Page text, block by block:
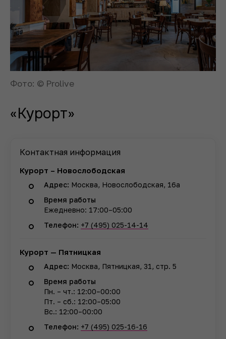
Фото: © Prolive
«Курорт»
Контактная информация
Курорт – Новослободская
Адрес: Москва, Новослободская, 16а
Время работы
Ежедневно: 17:00–05:00
Телефон: +7 (495) 025-14-14
Курорт — Пятницкая
Адрес: Москва, Пятницкая, 31, стр. 5
Время работы
Пн. – чт.: 12:00–00:00
Пт. – сб.: 12:00–05:00
Вс.: 12:00–00:00
Телефон: +7 (495) 025-16-16